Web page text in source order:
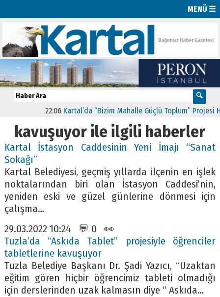
MENÜ ☰
22:06 Kartal’da “Bizim Mahalle Güçlü Toplum” Projesi
kavuşuyor ile ilgili haberler
Kartal İstasyon Caddesinin Yeni İmajı “Sanat
Sokağı”
Kartal Belediyesi, geçmiş yıllarda ilçenin en işlek
noktalarından biri olan İstasyon Caddesi’nin,
yeniden eski ve güzel günlerine dönmesi için
çalışma…
29.03.2022 10:24 💬 0 👀
Tuzla’da “Askıda Tablet” projesiyle öğrenciler
tabletlerine kavuşuyor
Tuzla Belediye Başkanı Dr. Şadi Yazıcı, “Uzaktan
eğitim gören hiçbir öğrencimiz tableti olmadığı
için derslerinden uzak kalmasın diye “ Askıda…